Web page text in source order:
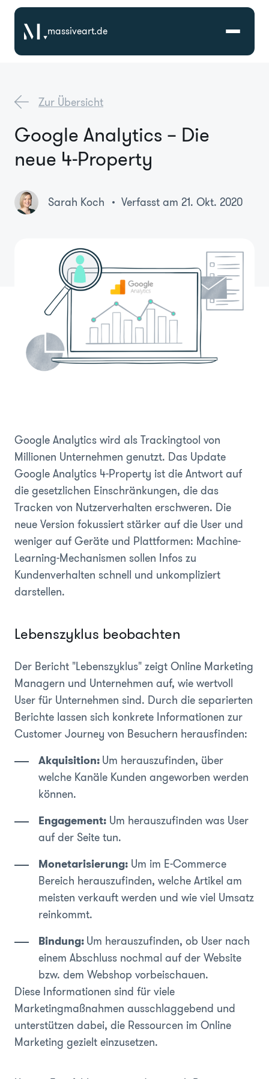
massiveart.de
Referenzen
Branchen
Über Uns
Zur Übersicht
Google Analytics – Die
neue 4-Property
Sarah Koch Verfasst am 21. Okt. 2020
Google Analytics wird als Trackingtool von
Millionen Unternehmen genutzt. Das Update
Google Analytics 4-Property ist die Antwort auf
die gesetzlichen Einschränkungen, die das
Tracken von Nutzerverhalten erschweren. Die
neue Version fokussiert stärker auf die User und
weniger auf Geräte und Plattformen: Machine-
Learning-Mechanismen sollen Infos zu
Kundenverhalten schnell und unkompliziert
darstellen.
Lebenszyklus beobachten
Der Bericht "Lebenszyklus" zeigt Online Marketing
Managern und Unternehmen auf, wie wertvoll
User für Unternehmen sind. Durch die separierten
Berichte lassen sich konkrete Informationen zur
Customer Journey von Besuchern herausfinden:
Akquisition:Um herauszufinden, über
welche Kanäle Kunden angeworben werden
können.
Engagement: Um herauszufinden was User
auf der Seite tun.
Monetarisierung: Um im E-Commerce
Bereich herauszufinden, welche Artikel am
meisten verkauft werden und wie viel Umsatz
reinkommt.
Bindung:Um herauszufinden, ob User nach
einem Abschluss nochmal auf der Website
bzw. dem Webshop vorbeischauen.
Diese Informationen sind für viele
Marketingmaßnahmen ausschlaggebend und
unterstützen dabei, die Ressourcen im Online
Marketing gezielt einzusetzen.